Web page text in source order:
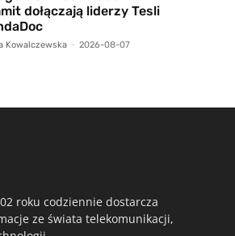
dołączają liderzy Tesli
Kowalczewska - 2026-08-07
roku codziennie dostarcza
ze świata telekomunikacji,